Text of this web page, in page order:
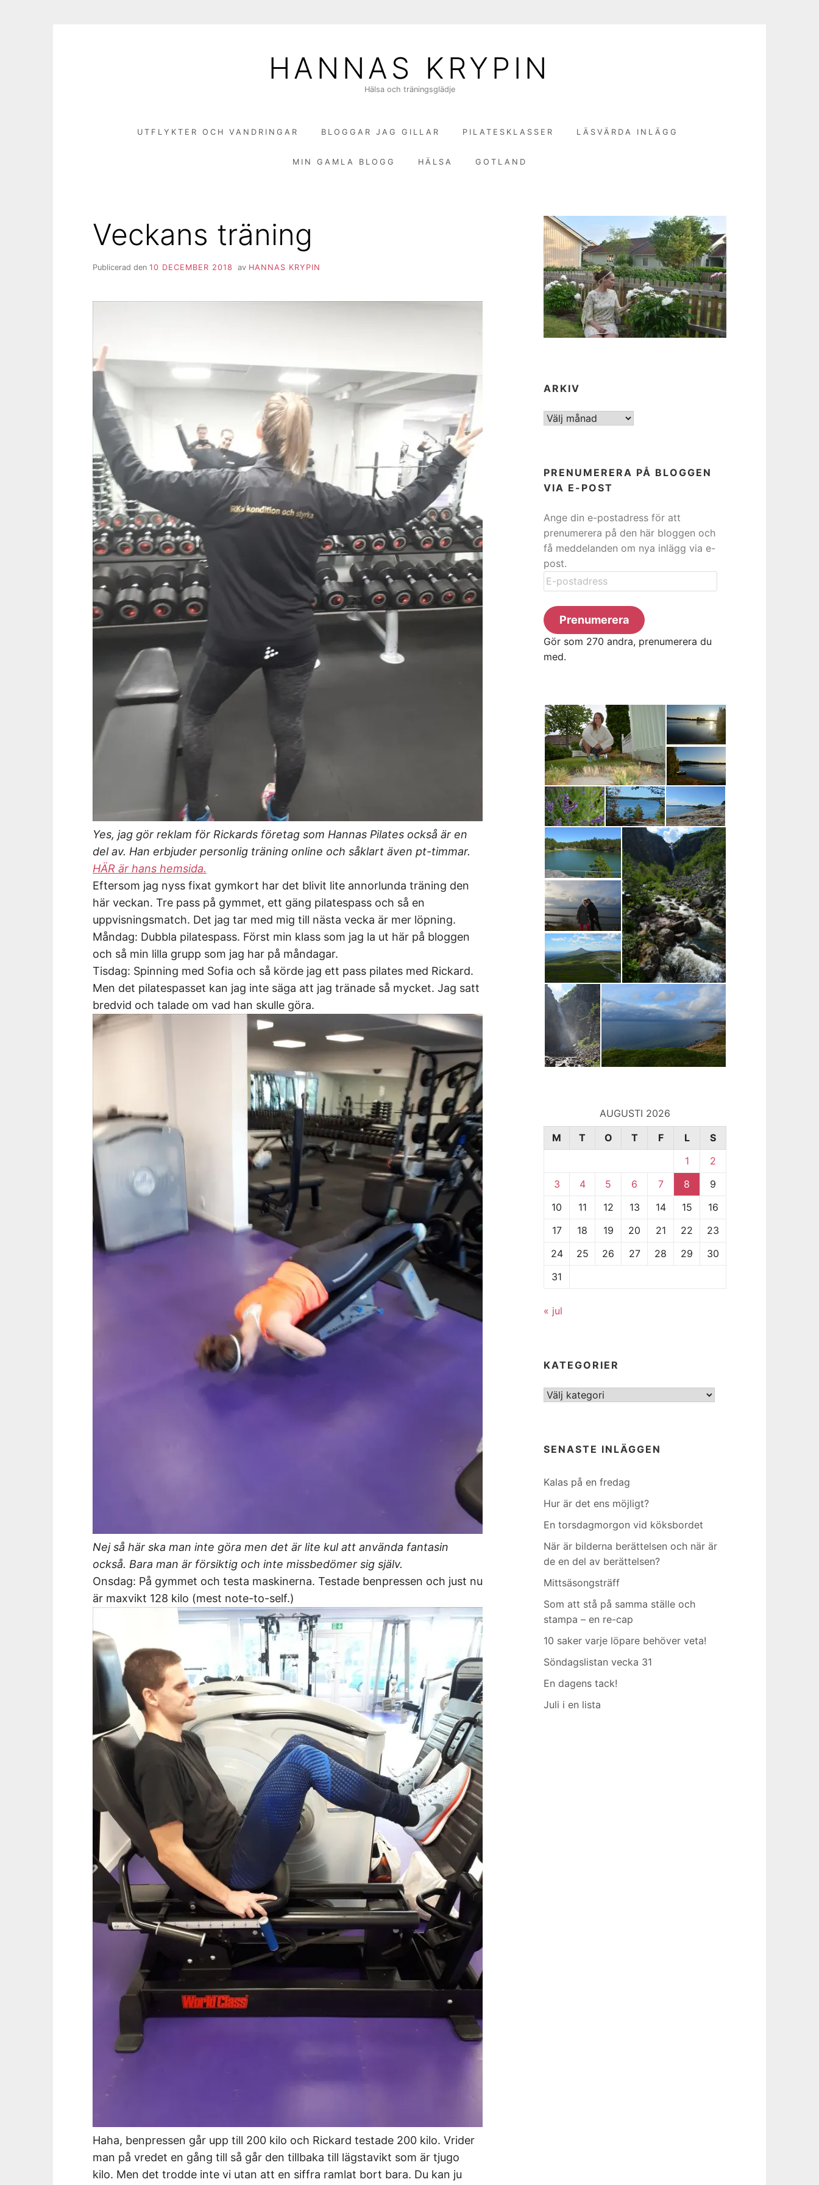
HANNAS KRYPIN
Hälsa och träningsglädje
UTFLYKTER OCH VANDRINGAR BLOGGAR JAG GILLAR PILATESKLASSER LÄSVÄRDA INLÄGG
MIN GAMLA BLOGG HÄLSA GOTLAND
Veckans träning
Publicerad den 10 DECEMBER 2018 av HANNAS KRYPIN
Yes, jag gör reklam för Rickards företag som Hannas Pilates också är en
del av. Han erbjuder personlig träning online och såklart även pt-timmar.
HÄR är hans hemsida.
Eftersom jag nyss fixat gymkort har det blivit lite annorlunda träning den
här veckan. Tre pass på gymmet, ett gäng pilatespass och så en
uppvisningsmatch. Det jag tar med mig till nästa vecka är mer löpning.
Måndag: Dubbla pilatespass. Först min klass som jag la ut här på bloggen
och så min lilla grupp som jag har på måndagar.
Tisdag: Spinning med Sofia och så körde jag ett pass pilates med Rickard.
Men det pilatespasset kan jag inte säga att jag tränade så mycket. Jag satt
bredvid och talade om vad han skulle göra.
Nej så här ska man inte göra men det är lite kul att använda fantasin
också. Bara man är försiktig och inte missbedömer sig själv.
Onsdag: På gymmet och testa maskinerna. Testade benpressen och just nu
är maxvikt 128 kilo (mest note-to-self.)
Haha, benpressen går upp till 200 kilo och Rickard testade 200 kilo. Vrider
man på vredet en gång till så går den tillbaka till lägstavikt som är tjugo
kilo. Men det trodde inte vi utan att en siffra ramlat bort bara. Du kan ju
ARKIV
ARKIV
PRENUMERERA PÅ BLOGGEN
VIA E-POST
Ange din e-postadress för att
prenumerera på den här bloggen och
få meddelanden om nya inlägg via e-
post.
E-
postadress
Prenumerera
Gör som 270 andra, prenumerera du
med.
AUGUSTI 2026
M
T O T F L
S
1
2
3
4 5 6 7 8
9
10
11 12 13 14 15
16
17
18 19 20 21 22
23
24
25 26 27 28 29
30
31
« jul
KATEGORIER
Kategorier
SENASTE INLÄGGEN
Kalas på en fredag
Hur är det ens möjligt?
En torsdagmorgon vid köksbordet
När är bilderna berättelsen och när är
de en del av berättelsen?
Mittsäsongsträff
Som att stå på samma ställe och
stampa – en re-cap
10 saker varje löpare behöver veta!
Söndagslistan vecka 31
En dagens tack!
Juli i en lista